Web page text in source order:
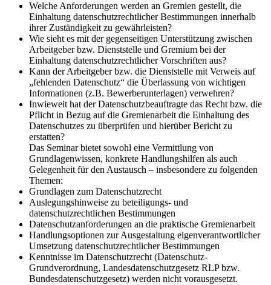
Welche Anforderungen werden an Gremien gestellt, die
Einhaltung datenschutzrechtlicher Bestimmungen innerhalb
ihrer Zuständigkeit zu gewährleisten?
Wie sieht es mit der gegenseitigen Unterstützung zwischen
Arbeitgeber bzw. Dienststelle und Gremium bei der
Einhaltung datenschutzrechtlicher Vorschriften aus?
Kann der Arbeitgeber bzw. die Dienststelle mit Verweis auf
„fehlenden Datenschutz“ die Überlassung von wichtigen
Informationen (z.B. Bewerberunterlagen) verwehren?
Inwieweit hat der Datenschutzbeauftragte das Recht bzw. die
Pflicht in Bezug auf die Gremienarbeit die Einhaltung des
Datenschutzes zu überprüfen und hierüber Bericht zu
erstatten?
Das Seminar bietet sowohl eine Vermittlung von
Grundlagenwissen, konkrete Handlungshilfen als auch
Gelegenheit für den Austausch – insbesondere zu folgenden
Themen:
Grundlagen zum Datenschutzrecht
Auslegungshinweise zu beteiligungs- und
datenschutzrechtlichen Bestimmungen
Datenschutzanforderungen an die praktische Gremienarbeit
Handlungsoptionen zur Ausgestaltung eigenverantwortlicher
Umsetzung datenschutzrechtlicher Bestimmungen
Kenntnisse im Datenschutzrecht (Datenschutz-
Grundverordnung, Landesdatenschutzgesetz RLP bzw.
Bundesdatenschutzgesetz) werden nicht vorausgesetzt.